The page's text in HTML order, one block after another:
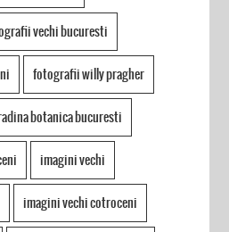
vechi bucuresti
fotografii willy pragher
botanica bucuresti
imagini vechi
imagini vechi cotroceni